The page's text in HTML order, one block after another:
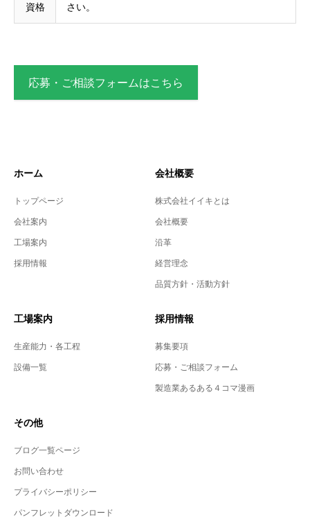
資格
さい。
応募・ご相談フォームはこちら
ホーム
トップページ
会社案内
工場案内
採用情報
会社概要
株式会社イイキとは
会社概要
沿革
経営理念
品質方針・活動方針
工場案内
生産能力・各工程
設備一覧
採用情報
募集要項
応募・ご相談フォーム
製造業あるある４コマ漫画
その他
ブログ一覧ページ
お問い合わせ
プライバシーポリシー
パンフレットダウンロード